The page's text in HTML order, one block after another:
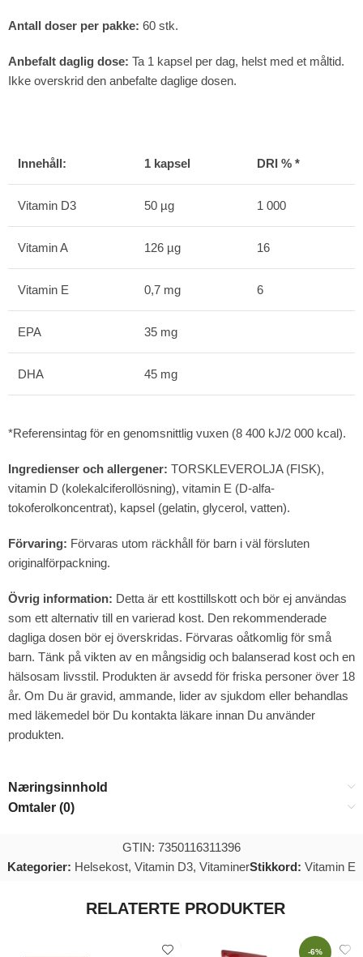
Antall doser per pakke: 60 stk.
Anbefalt daglig dose: Ta 1 kapsel per dag, helst med et måltid.
Ikke overskrid den anbefalte daglige dosen.
Innehåll: 1 kapsel DRI % *
Vitamin D3 50 µg 1 000
Vitamin A 126 µg 16
Vitamin E 0,7 mg 6
EPA 35 mg
DHA 45 mg
*Referensintag för en genomsnittlig vuxen (8 400 kJ/2 000 kcal).
Ingredienser och allergener: TORSKLEVEROLJA (FISK),
vitamin D (kolekalciferollösning), vitamin E (D-alfa-
tokoferolkoncentrat), kapsel (gelatin, glycerol, vatten).
Förvaring: Förvaras utom räckhåll för barn i väl försluten
originalförpackning.
Övrig information: Detta är ett kosttillskott och bör ej användas
som ett alternativ till en varierad kost. Den rekommenderade
dagliga dosen bör ej överskridas. Förvaras oåtkomlig för små
barn. Tänk på vikten av en mångsidig och balanserad kost och en
hälsosam livsstil. Produkten är avsedd för friska personer över 18
år. Om Du är gravid, ammande, lider av sjukdom eller behandlas
med läkemedel bör Du kontakta läkare innan Du använder
produkten.
Næringsinnhold
Omtaler (0)
GTIN: 7350116311396
Kategorier: Helsekost, Vitamin D3, VitaminerStikkord: Vitamin E
RELATERTE PRODUKTER
-6%